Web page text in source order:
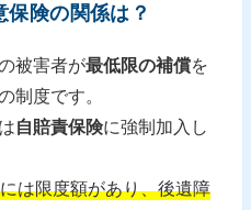
保険の関係は？
被害者が最低限の補償を
制度です。
自賠責保険に強制加入し
は限度額があり、後遺障